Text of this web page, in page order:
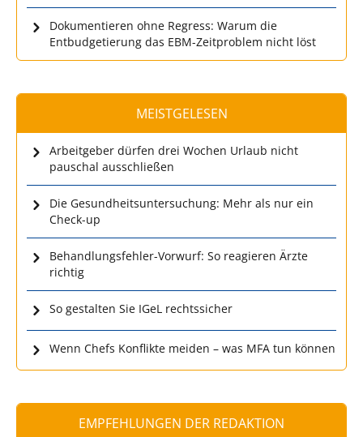
Dokumentieren ohne Regress: Warum die
Entbudgetierung das EBM-Zeitproblem nicht löst
MEISTGELESEN
Arbeitgeber dürfen drei Wochen Urlaub nicht
pauschal ausschließen
Die Gesundheitsuntersuchung: Mehr als nur ein
Check-up
Behandlungsfehler-Vorwurf: So reagieren Ärzte
richtig
So gestalten Sie IGeL rechtssicher
Wenn Chefs Konflikte meiden – was MFA tun können
EMPFEHLUNGEN DER REDAKTION